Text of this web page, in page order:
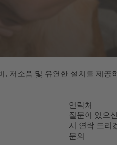
, 저소음 및 유연한 설치를 제
연락처
질문이 있으
시 연락 드리
문의